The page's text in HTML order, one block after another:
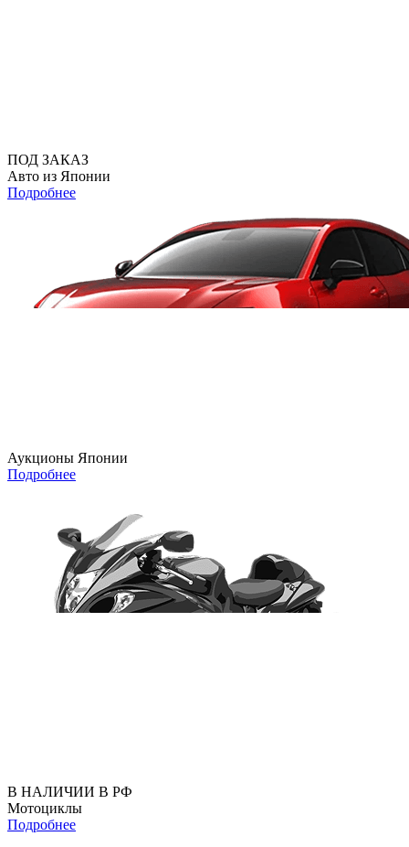
ПОД ЗАКАЗ
Авто из Японии
Подробнее
Аукционы Японии
Подробнее
В НАЛИЧИИ В РФ
Мотоциклы
Подробнее